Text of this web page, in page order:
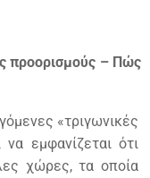
προορισμούς – Πώς
«τριγωνικές
εμφανίζεται ότι
χώρες, τα οποία